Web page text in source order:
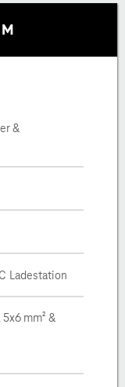
&
Ladestation
mm² &